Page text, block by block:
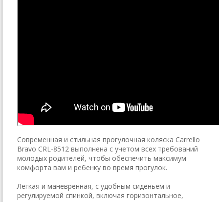
Современная и стильная прогулочная коляска Carrello
Bravo CRL-8512 выполнена с учетом всех требований
молодых родителей, чтобы обеспечить максимум
комфорта вам и ребенку во время прогулок.
Легкая и маневренная, с удобным сиденьем и
регулируемой спинкой, включая горизонтальное,